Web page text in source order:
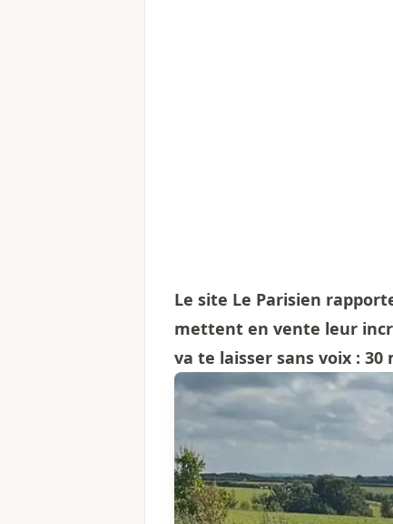
Le site Le Parisien
mettent en vente leur
va te laisser sans voix :